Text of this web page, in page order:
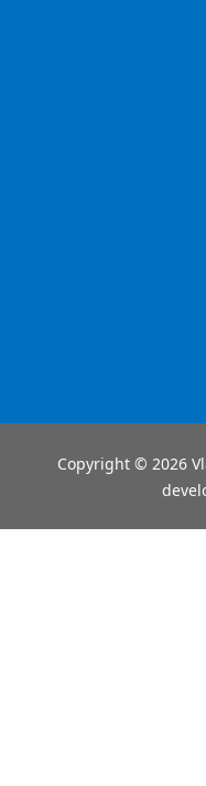
Copyright © 2026